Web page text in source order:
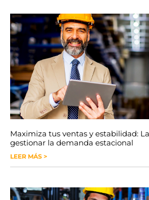
Maximiza tus ventas y estabilidad:
gestionar la demanda estacional
LEER MÁS >